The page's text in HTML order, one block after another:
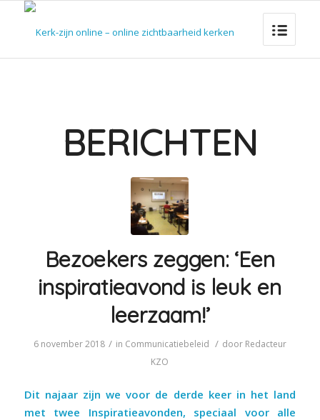
BERICHTEN
Bezoekers zeggen: ‘Een
inspiratieavond is leuk en
leerzaam!’
6 november 2018 / in Communicatiebeleid / door Redacteur
KZO
Dit najaar zijn we voor de derde keer in het land
met twee Inspiratieavonden, speciaal voor alle